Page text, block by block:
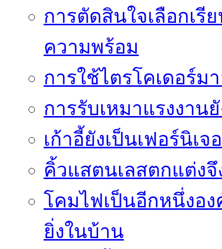
การตัดสินใจเลือกเรี
ความพร้อม
การใช้ไตรโคเดอร์ม
การรับเหมาแรงงา
เก้าอี้ยังเป็นเฟอร์นิเ
คิ้วแสตนเลสตกแต่ง
โคมไฟเป็นอีกหนึ่งอ
ยิ่งในบ้าน